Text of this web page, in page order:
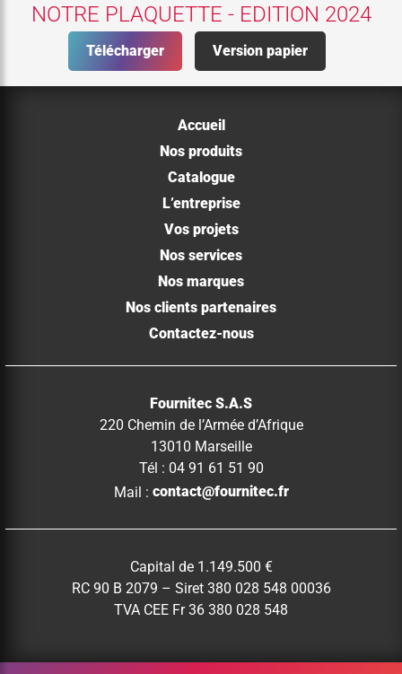
NOTRE PLAQUETTE - EDITION 2024
Télécharger Version papier
Accueil
Nos produits
Catalogue
L’entreprise
Vos projets
Nos services
Nos marques
Nos clients partenaires
Contactez-nous
Fournitec S.A.S
220 Chemin de l’Armée d’Afrique
13010 Marseille
Tél : 04 91 61 51 90
Mail : contact@fournitec.fr
Capital de 1.149.500 €
RC 90 B 2079 – Siret 380 028 548 00036
TVA CEE Fr 36 380 028 548